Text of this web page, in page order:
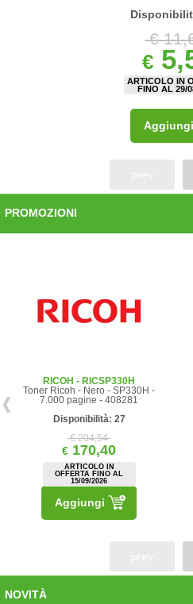
€
€
ARTICOLO IN
FINO AL 29/
Aggiungi
PROMOZIONI
RICOH - RICSP330H
Toner Ricoh - Nero - SP330H -
7.000 pagine - 408281
Disponibilità: 27
€ 204,54
€ 170,40
ARTICOLO IN
OFFERTA FINO AL
15/09/2026
Aggiungi
NOVITÀ